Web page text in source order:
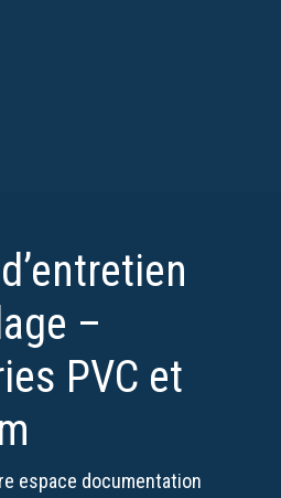
–
PVC et
espace documentation